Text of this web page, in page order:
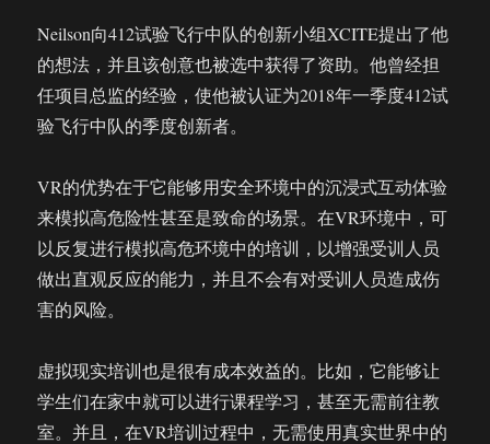
Neilson向412试验飞行中队的创新小组XCITE提出了他
的想法，并且该创意也被选中获得了资助。他曾经担
任项目总监的经验，使他被认证为2018年一季度412试
验飞行中队的季度创新者。
VR的优势在于它能够用安全环境中的沉浸式互动体验
来模拟高危险性甚至是致命的场景。在VR环境中，可
以反复进行模拟高危环境中的培训，以增强受训人员
做出直观反应的能力，并且不会有对受训人员造成伤
害的风险。
虚拟现实培训也是很有成本效益的。比如，它能够让
学生们在家中就可以进行课程学习，甚至无需前往教
室。并且，在VR培训过程中，无需使用真实世界中的